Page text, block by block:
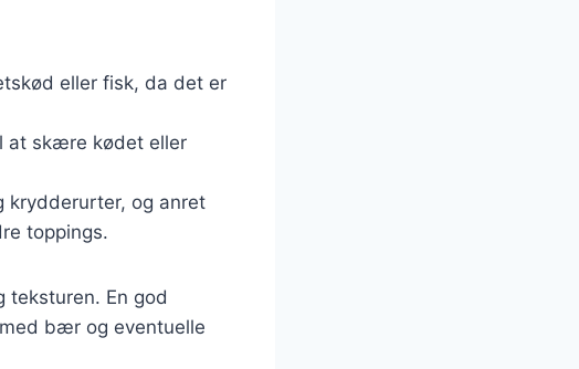
eller fisk, da det er
at skære kødet eller
krydderurter, og anret
toppings.
teksturen. En god
bær og eventuelle